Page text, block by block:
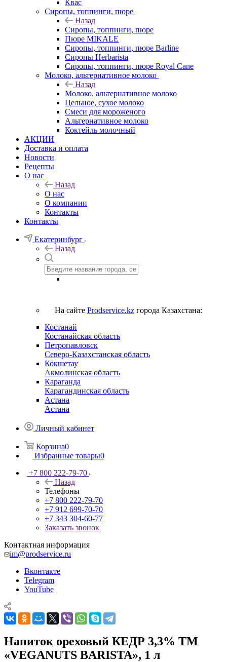
Квас
Сиропы, топпинги, пюре
Назад
Сиропы, топпинги, пюре
Пюре MIKALE
Сиропы, топпинги, пюре Barline
Сиропы Herbarista
Сиропы, топпинги, пюре Royal Cane
Молоко, альтернативное молоко
Назад
Молоко, альтернативное молоко
Цельное, сухое молоко
Смеси для мороженого
Альтернативное молоко
Коктейль молочный
АКЦИИ
Доставка и оплата
Новости
Рецепты
О нас
Назад
О нас
О компании
Контакты
Контакты
Екатеринбург
Назад
На сайте Prodservice.kz города Казахстана:
Костанай
Костанайская область
Петропавловск
Северо-Казахстанская область
Кокшетау
Акмолинская область
Караганда
Карагандинская область
Астана
Астана
Личный кабинет
Корзина0
Избранные товары0
+7 800 222-79-70
Назад
Телефоны
+7 800 222-79-70
+7 912 699-70-70
+7 343 304-60-77
Заказать звонок
Контактная информация
im@prodservice.ru
Вконтакте
Telegram
YouTube
Напиток ореховый КЕДР 3,3% ТМ
«VEGANUTS BARISTA», 1 л